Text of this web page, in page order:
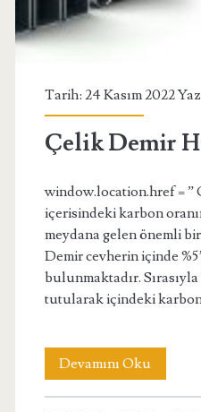
Nervürlü
Çelik
Nedir</
Tarih: 24 Kasım 2022
Çelik Demir
window.location.href = ”
içerisindeki karbon
meydana gelen önemli
Demir cevherin içinde
bulunmaktadır. Sırasıyla
tutularak içindeki
Devamını OkuÇelik
Demir